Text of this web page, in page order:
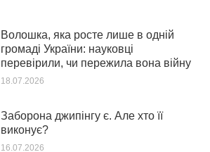
Волошка, яка росте лише в одній
громаді України: науковці
перевірили, чи пережила вона війну
18.07.2026
Заборона джипінгу є. Але хто її
виконує?
16.07.2026